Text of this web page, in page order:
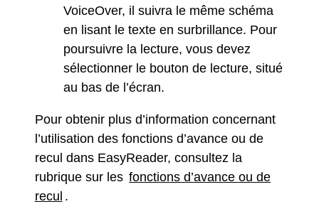
VoiceOver, il suivra le même schéma
en lisant le texte en surbrillance. Pour
poursuivre la lecture, vous devez
sélectionner le bouton de lecture, situé
au bas de l’écran.
Pour obtenir plus d’information concernant
l’utilisation des fonctions d’avance ou de
recul dans EasyReader, consultez la
rubrique sur les fonctions d’avance ou de
recul .